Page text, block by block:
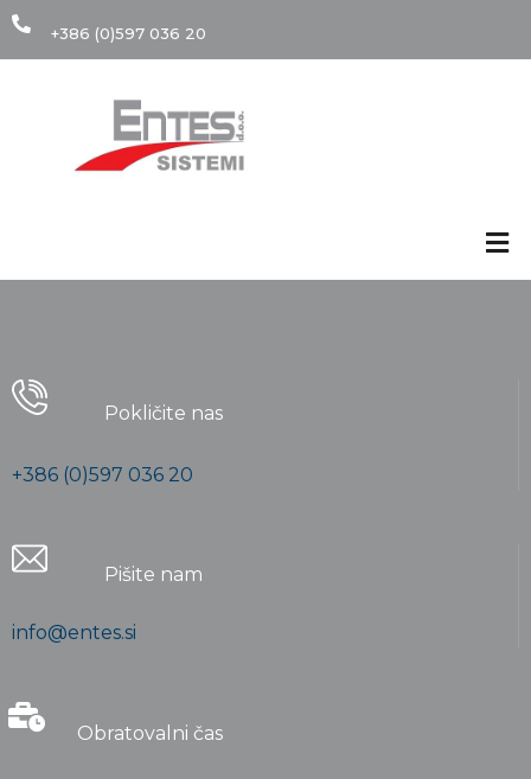
+386 (0)597 036 20
Pokličite nas
+386 (0)597 036 20
Pišite nam
info@entes.si
Obratovalni čas